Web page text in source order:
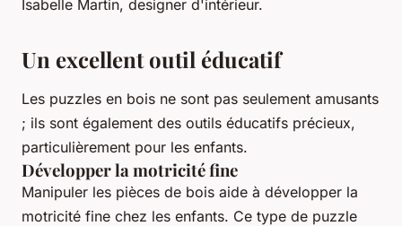
Isabelle Martin, designer d'intérieur.
Un excellent outil éducatif
Les puzzles en bois ne sont pas seulement amusants
; ils sont également des outils éducatifs précieux,
particulièrement pour les enfants.
Développer la motricité fine
Manipuler les pièces de bois aide à développer la
motricité fine chez les enfants. Ce type de puzzle